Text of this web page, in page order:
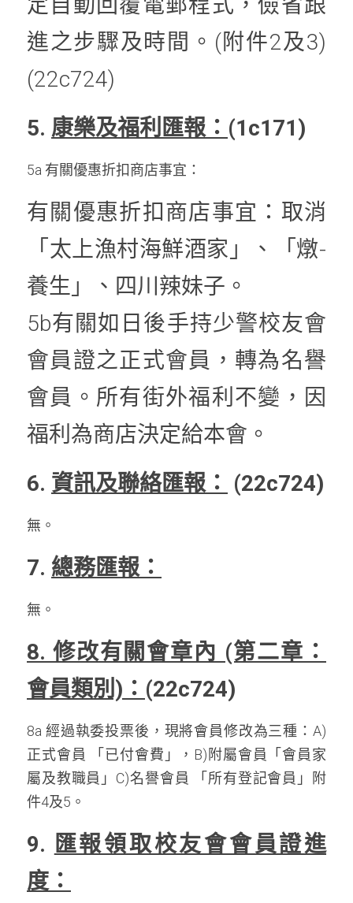
進之步驟及時間。(附件2及3)
(22c724)
5. 康樂及福利匯報： (1c171)
5a 有關優惠折扣商店事宜：
有關優惠折扣商店事宜：取消
「太上漁村海鮮酒家」、「燉-
養生」、四川辣妹子。
5b有關如日後手持少警校友會
會員證之正式會員，轉為名譽
會員。所有街外福利不變，因
福利為商店決定給本會。
6. 資訊及聯絡匯報： (22c724)
無。
7. 總務匯報：
無。
8. 修改有關會章內 (第二章：
會員類別)： (22c724)
8a 經過執委投票後，現將會員修改為三種：A)
正式會員 「已付會費」，B)附屬會員「會員家
屬及教職員」C)名譽會員 「所有登記會員」附
件4及5。
9. 匯報領取校友會會員證進
度：